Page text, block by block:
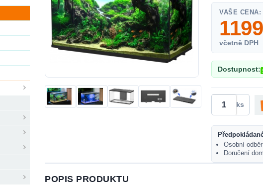
VAŠE CENA:
1199
včetně DPH
Dostupnost:
ks
Osobní
Doručení
POPIS PRODUKTU